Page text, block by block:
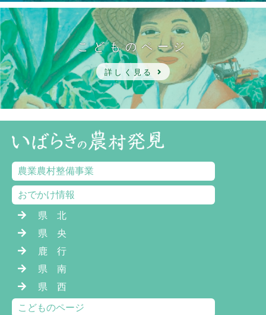
こどものページ
詳しく見る
農業農村整備事業
おでかけ情報
県 北
県 央
鹿 行
県 南
県 西
こどものページ